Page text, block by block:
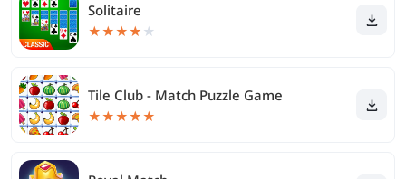
Solitaire
★★★★ ★
Tile Club - Match Puzzle Game
★★★★★